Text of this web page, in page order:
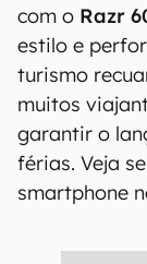
com o Razr
estilo e
turismo
muitos
garantir o
férias. Veja
smartphone